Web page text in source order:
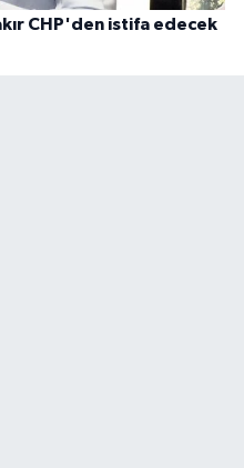
CHP'den istifa edecek